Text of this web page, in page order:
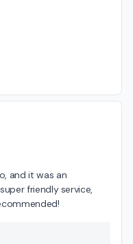
and it was an
friendly service,